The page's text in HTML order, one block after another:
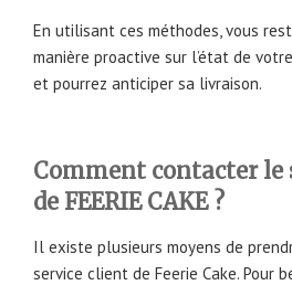
En utilisant ces méthodes, vous
manière proactive sur l’état de
et pourrez anticiper sa livraison.
Comment contacter le
de FEERIE CAKE ?
Il existe plusieurs moyens de
service client de Feerie Cake. Pour